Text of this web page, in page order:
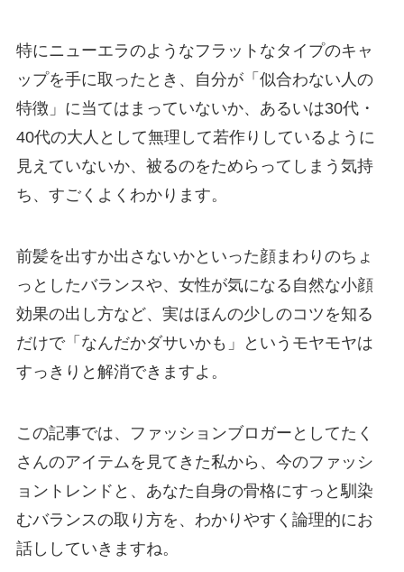
特にニューエラのようなフラットなタイプのキャ
ップを手に取ったとき、自分が「似合わない人の
特徴」に当てはまっていないか、あるいは30代・
40代の大人として無理して若作りしているように
見えていないか、被るのをためらってしまう気持
ち、すごくよくわかります。
前髪を出すか出さないかといった顔まわりのちょ
っとしたバランスや、女性が気になる自然な小顔
効果の出し方など、実はほんの少しのコツを知る
だけで「なんだかダサいかも」というモヤモヤは
すっきりと解消できますよ。
この記事では、ファッションブロガーとしてたく
さんのアイテムを見てきた私から、今のファッシ
ョントレンドと、あなた自身の骨格にすっと馴染
むバランスの取り方を、わかりやすく論理的にお
話ししていきますね。